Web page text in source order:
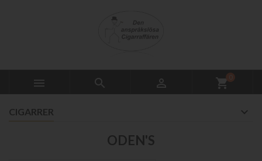
   shopping_cart
CIGARRER
ODEN'S